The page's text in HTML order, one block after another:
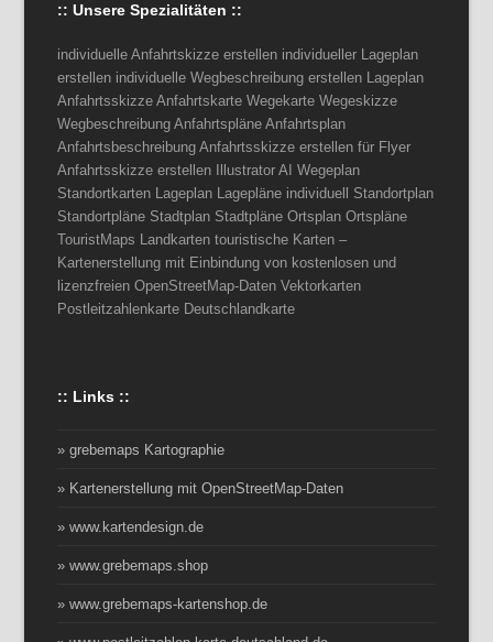
:: Unsere Spezialitäten ::
individuelle Anfahrtskizze erstellen individueller Lageplan
erstellen individuelle Wegbeschreibung erstellen Lageplan
Anfahrtsskizze Anfahrtskarte Wegekarte Wegeskizze
Wegbeschreibung Anfahrtspläne Anfahrtsplan
Anfahrtsbeschreibung Anfahrtsskizze erstellen für Flyer
Anfahrtsskizze erstellen Illustrator AI Wegeplan
Standortkarten Lageplan Lagepläne individuell Standortplan
Standortpläne Stadtplan Stadtpläne Ortsplan Ortspläne
TouristMaps Landkarten touristische Karten –
Kartenerstellung mit Einbindung von kostenlosen und
lizenzfreien OpenStreetMap-Daten Vektorkarten
Postleitzahlenkarte Deutschlandkarte
:: Links ::
» grebemaps Kartographie
» Kartenerstellung mit OpenStreetMap-Daten
» www.kartendesign.de
» www.grebemaps.shop
» www.grebemaps-kartenshop.de